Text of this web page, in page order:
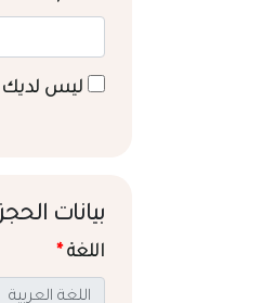
ليس
بيانات
اللغة*